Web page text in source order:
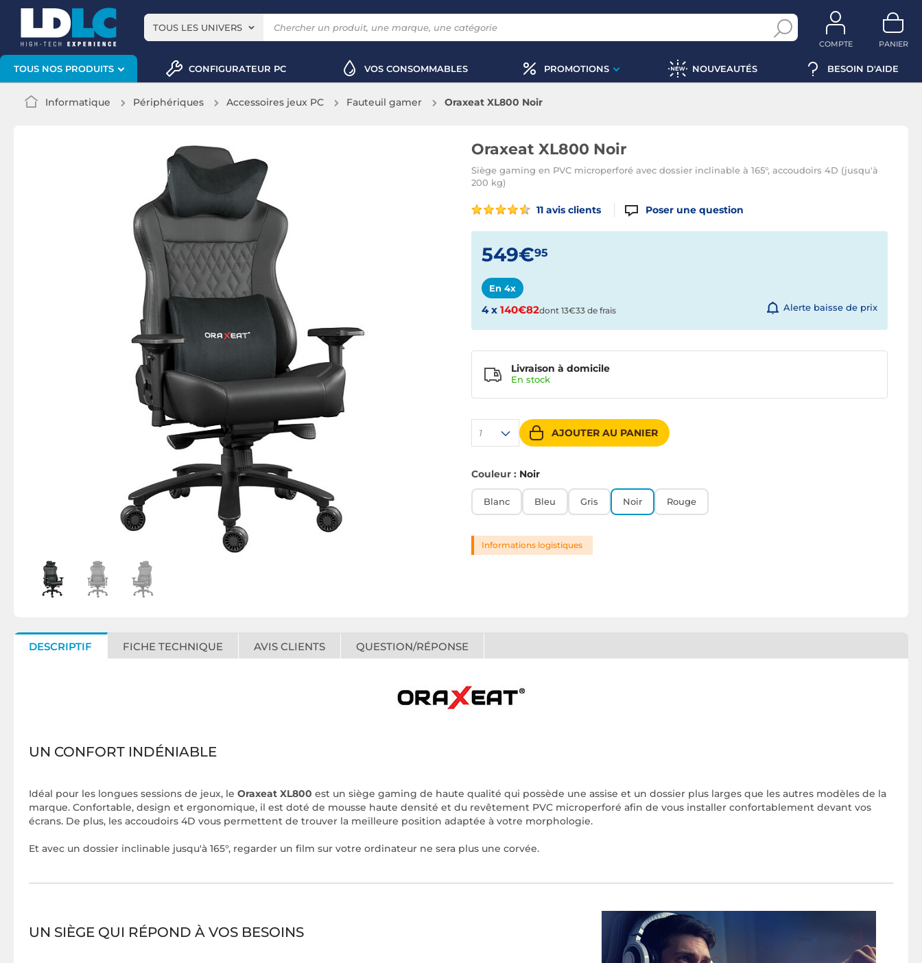
TOUS LES UNIVERS
COMPTE PANIER
TOUS NOS PRODUITS CONFIGURATEUR PC VOS CONSOMMABLES PROMOTIONS NOUVEAUTÉS BESOIN D'AIDE
Informatique Périphériques Accessoires jeux PC Fauteuil gamer Oraxeat XL800 Noir
Oraxeat XL800 Noir
Siège gaming en PVC microperforé avec dossier inclinable à 165°, accoudoirs 4D (jusqu'à
200 kg)
11 avis clients Poser une question
549€95
En 4x
4 x 140€82dont 13€33 de frais Alerte baisse de prix
1 AJOUTER AU PANIER
Livraison à domicile
En stock
Couleur : Noir
Blanc Bleu Gris Noir Rouge
Informations logistiques
DESCRIPTIF FICHE TECHNIQUE AVIS CLIENTS QUESTION/RÉPONSE
UN CONFORT INDÉNIABLE
Idéal pour les longues sessions de jeux, le Oraxeat XL800 est un siège gaming de haute qualité qui possède une assise et un dossier plus larges que les autres modèles de la
marque. Confortable, design et ergonomique, il est doté de mousse haute densité et du revêtement PVC microperforé afin de vous installer confortablement devant vos
écrans. De plus, les accoudoirs 4D vous permettent de trouver la meilleure position adaptée à votre morphologie.
Et avec un dossier inclinable jusqu'à 165°, regarder un film sur votre ordinateur ne sera plus une corvée.
UN SIÈGE QUI RÉPOND À VOS BESOINS